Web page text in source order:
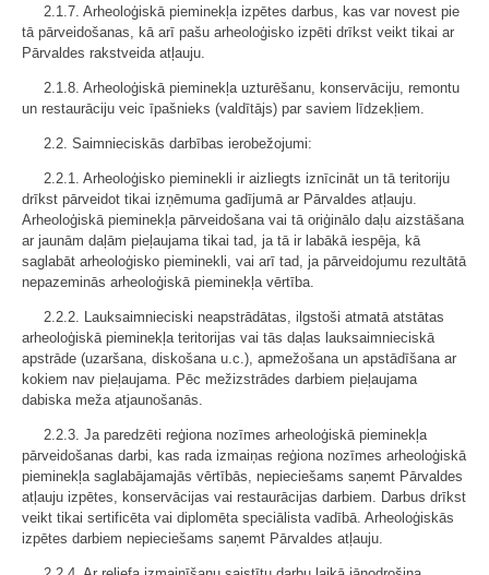
2.1.7. Arheoloģiskā pieminekļa izpētes darbus, kas var novest pie
tā pārveidošanas, kā arī pašu arheoloģisko izpēti drīkst veikt tikai ar
Pārvaldes rakstveida atļauju.
2.1.8. Arheoloģiskā pieminekļa uzturēšanu, konservāciju, remontu
un restaurāciju veic īpašnieks (valdītājs) par saviem līdzekļiem.
2.2. Saimnieciskās darbības ierobežojumi:
2.2.1. Arheoloģisko pieminekli ir aizliegts iznīcināt un tā teritoriju
drīkst pārveidot tikai izņēmuma gadījumā ar Pārvaldes atļauju.
Arheoloģiskā pieminekļa pārveidošana vai tā oriģinālo daļu aizstāšana
ar jaunām daļām pieļaujama tikai tad, ja tā ir labākā iespēja, kā
saglabāt arheoloģisko pieminekli, vai arī tad, ja pārveidojumu rezultātā
nepazeminās arheoloģiskā pieminekļa vērtība.
2.2.2. Lauksaimnieciski neapstrādātas, ilgstoši atmatā atstātas
arheoloģiskā pieminekļa teritorijas vai tās daļas lauksaimnieciskā
apstrāde (uzaršana, diskošana u.c.), apmežošana un apstādīšana ar
kokiem nav pieļaujama. Pēc mežizstrādes darbiem pieļaujama
dabiska meža atjaunošanās.
2.2.3. Ja paredzēti reģiona nozīmes arheoloģiskā pieminekļa
pārveidošanas darbi, kas rada izmaiņas reģiona nozīmes arheoloģiskā
pieminekļa saglabājamajās vērtībās, nepieciešams saņemt Pārvaldes
atļauju izpētes, konservācijas vai restaurācijas darbiem. Darbus drīkst
veikt tikai sertificēta vai diplomēta speciālista vadībā. Arheoloģiskās
izpētes darbiem nepieciešams saņemt Pārvaldes atļauju.